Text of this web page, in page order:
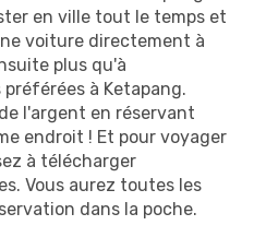
en ville tout le temps et
voiture directement à
plus qu'à
à Ketapang.
l'argent en réservant
endroit ! Et pour voyager
à télécharger
Vous aurez toutes les
dans la poche.